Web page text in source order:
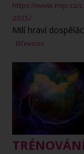
https://www.mlp.cz/
2025/
Milí hraví
Břevnov